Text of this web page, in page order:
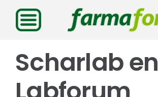
Saltar
contenido
Scharlab en